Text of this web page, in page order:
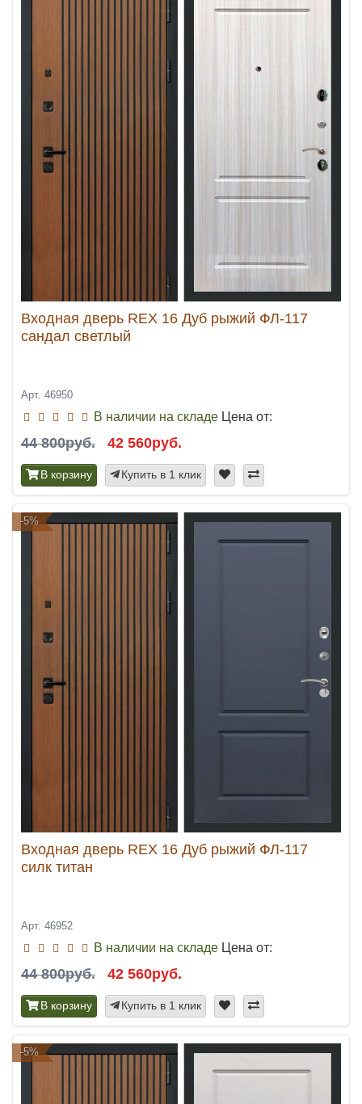
Входная дверь REX 16 Дуб рыжий ФЛ-117
сандал светлый
Арт. 46950
В наличии на складе Цена от:
44 800руб. 42 560руб.
В корзину Купить в 1 клик
-5%
Входная дверь REX 16 Дуб рыжий ФЛ-117
силк титан
Арт. 46952
В наличии на складе Цена от:
44 800руб. 42 560руб.
В корзину Купить в 1 клик
-5%